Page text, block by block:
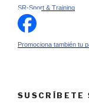
SR-Sport & Training
Promociona también tu
SUSCRÍBETE